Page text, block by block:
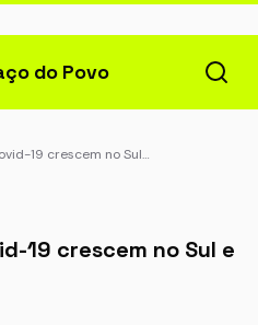
do Povo
19 crescem no Sul…
19 crescem no Sul e